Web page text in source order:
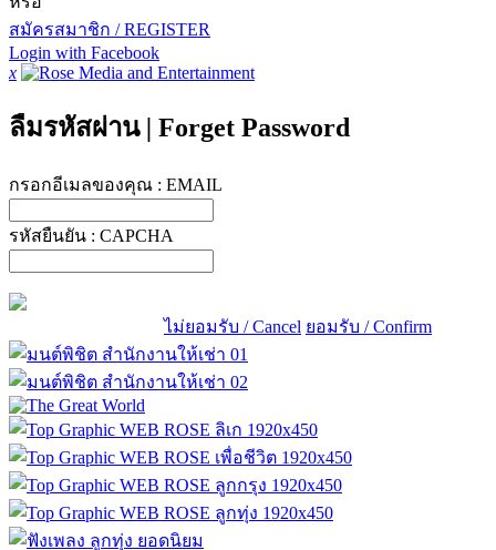
สมัครสมาชิก / REGISTER
Login with Facebook
x
ลืมรหัสผ่าน | Forget Password
กรอกอีเมลของคุณ : EMAIL
รหัสยืนยัน : CAPCHA
ไม่ยอมรับ / Cancel ยอมรับ / Confirm